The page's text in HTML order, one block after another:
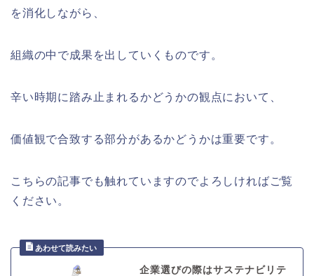
を消化しながら、
組織の中で成果を出していくものです。
辛い時期に踏み止まれるかどうかの観点において、
価値観で合致する部分があるかどうかは重要です。
こちらの記事でも触れていますのでよろしければご覧
ください。
企業選びの際はサステナビリテ